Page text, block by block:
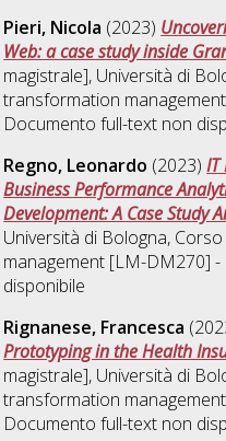
Pieri, Nicola (2023)
Web: a case study inside
magistrale], Università di
transformation
Documento full-text non
Regno, Leonardo (2023)IT
Business Performance
Development: A Case Study
Università di Bologna,
management [LM-DM270] -
disponibile
Rignanese, Francesca
Prototyping in the Health
magistrale], Università di
transformation
Documento full-text non